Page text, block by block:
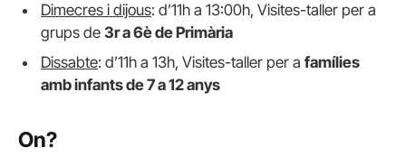
Dimecres i dijous: d’11h a 13:00h, Visites-taller per a
grups de 3r a 6è de Primària
Dissabte: d’11h a 13h, Visites-taller per a famílies
amb infants de 7 a 12 anys
On?